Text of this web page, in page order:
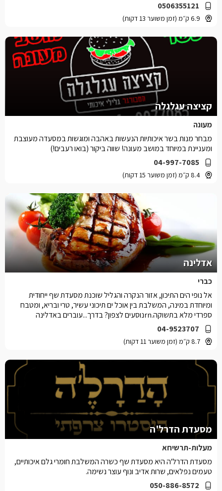
0506355121
6.9 ק״מ (זמן משוער 13 דקות)
קציצה עגלגלה
מעונה
04-997-7085
8.4 ק״מ (זמן משוער 15 דקות)
מבחר מנות בשר איכותיות הנעשות באהבה ומוגשות במסעדה מעוצבת
ומעניינת במיוחד במושב מעונה! שווה ביקור (בואו רעבים!)
אדלינה
כברי
04-9523707
8.7 ק״מ (זמן משוער 11 דקות)
אל נופי הים התיכון, אזור הנקרה והגליל שוכנת מסעדת שף ייחודית
ומיוחדת במינה, המשלבת בין אוכל ים תיכוני עשיר, טרי ובריא, ומטבח
ספרדי מלא בתשוקה.rnנוסעים לצפון? בדרך...עוברים באדלינה
מסעדת הדרל'ה
מעלות-תרשיחא
050-886-8572
מסעדת הדרל'ה היא מסעדת שף כשרה המשלבת חומרי גלם איכותיים,
טעמים נפלאים, שרות אדיב ונוף עוצר נשימה.